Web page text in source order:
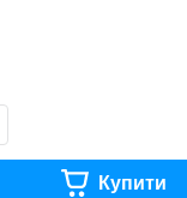
Купити